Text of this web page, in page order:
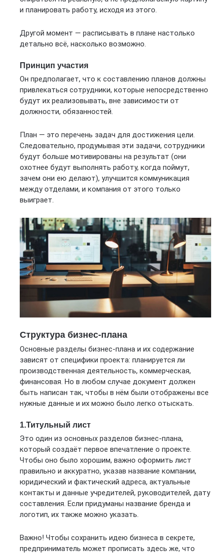
и планировать работу, исходя из этого.
Другой момент — расписывать в плане настолько
детально всё, насколько возможно.
Принцип участия
Он предполагает, что к составлению планов должны
привлекаться сотрудники, которые непосредственно
будут их реализовывать, вне зависимости от
должности, обязанностей.
План — это перечень задач для достижения цели.
Следовательно, продумывая эти задачи, сотрудники
будут больше мотивированы на результат (они
охотнее будут выполнять работу, когда поймут,
зачем они ею делают), улучшится коммуникация
между отделами, и компания от этого только
выиграет.
Структура бизнес-плана
Основные разделы бизнес-плана и их содержание
зависят от специфики проекта: планируется ли
производственная деятельность, коммерческая,
финансовая. Но в любом случае документ должен
быть написан так, чтобы в нём были отображены все
нужные данные и их можно было легко отыскать.
1.Титульный лист
Это один из основных разделов бизнес-плана,
который создаёт первое впечатление о проекте.
Чтобы оно было хорошим, важно оформить лист
правильно и аккуратно, указав название компании,
юридический и фактический адреса, актуальные
контакты и данные учредителей, руководителей, дату
составления. Если придуманы название бренда и
логотип, их также можно указать.
Важно! Чтобы сохранить идею бизнеса в секрете,
предприниматель может прописать здесь же, что